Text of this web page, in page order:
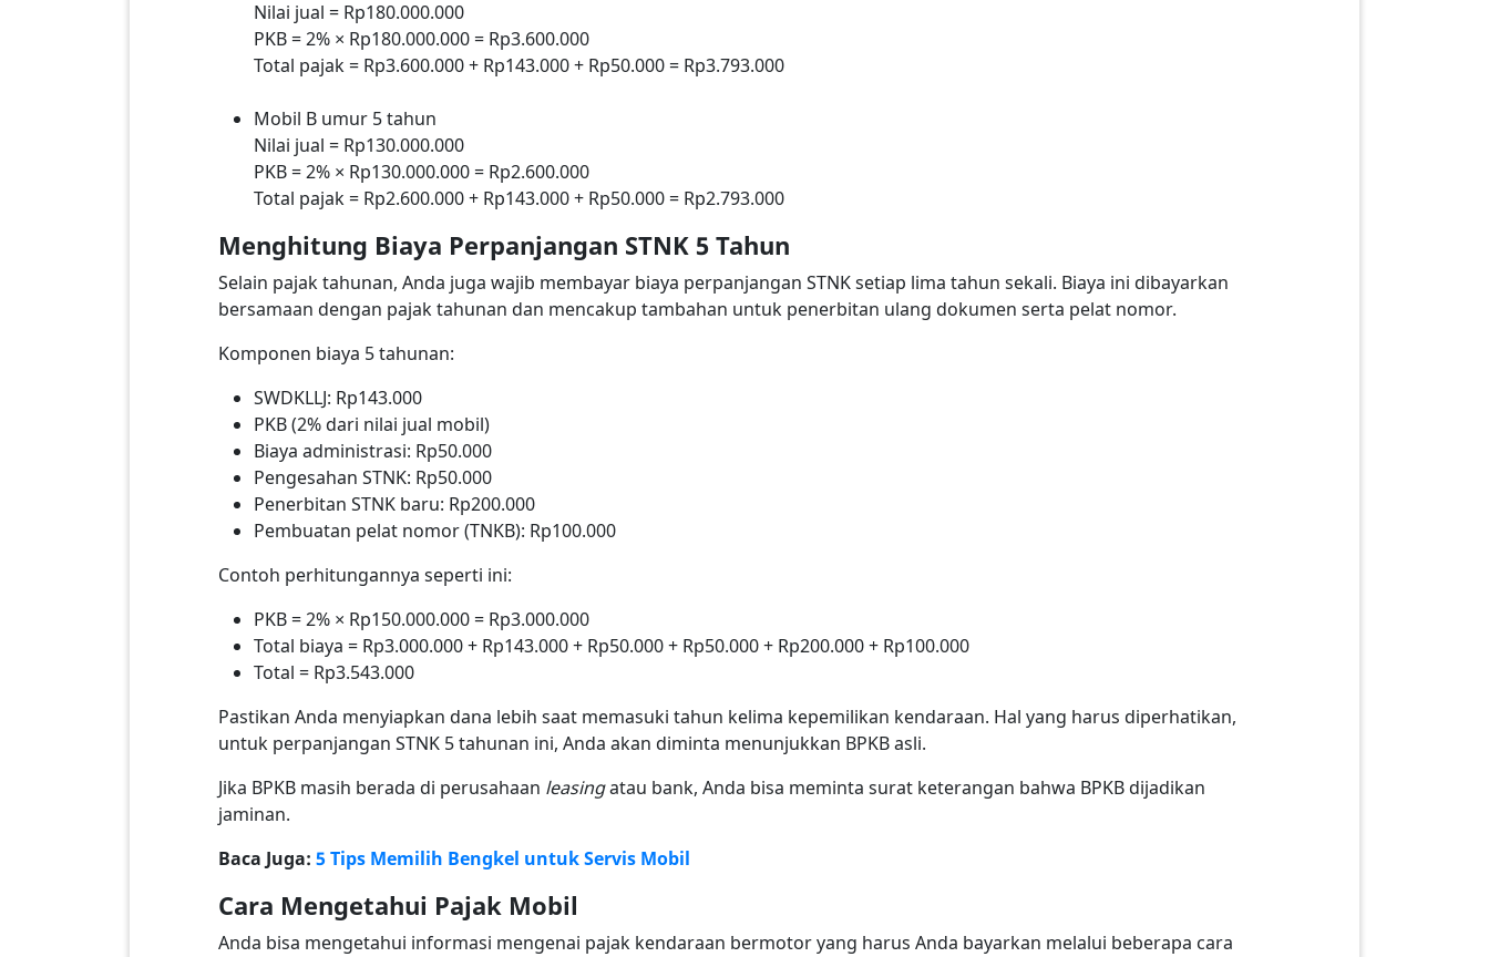
Nilai jual = Rp180.000.000
PKB = 2% × Rp180.000.000 = Rp3.600.000
Total pajak = Rp3.600.000 + Rp143.000 + Rp50.000 = Rp3.793.000
Mobil B umur 5 tahun
Nilai jual = Rp130.000.000
PKB = 2% × Rp130.000.000 = Rp2.600.000
Total pajak = Rp2.600.000 + Rp143.000 + Rp50.000 = Rp2.793.000
Menghitung Biaya Perpanjangan STNK 5 Tahun
Selain pajak tahunan, Anda juga wajib membayar biaya perpanjangan STNK setiap lima tahun sekali. Biaya ini dibayarkan
bersamaan dengan pajak tahunan dan mencakup tambahan untuk penerbitan ulang dokumen serta pelat nomor.
Komponen biaya 5 tahunan:
SWDKLLJ: Rp143.000
PKB (2% dari nilai jual mobil)
Biaya administrasi: Rp50.000
Pengesahan STNK: Rp50.000
Penerbitan STNK baru: Rp200.000
Pembuatan pelat nomor (TNKB): Rp100.000
Contoh perhitungannya seperti ini:
PKB = 2% × Rp150.000.000 = Rp3.000.000
Total biaya = Rp3.000.000 + Rp143.000 + Rp50.000 + Rp50.000 + Rp200.000 + Rp100.000
Total = Rp3.543.000
Pastikan Anda menyiapkan dana lebih saat memasuki tahun kelima kepemilikan kendaraan. Hal yang harus diperhatikan,
untuk perpanjangan STNK 5 tahunan ini, Anda akan diminta menunjukkan BPKB asli.
Jika BPKB masih berada di perusahaan leasingatau bank, Anda bisa meminta surat keterangan bahwa BPKB dijadikan
jaminan.
Baca Juga: 5 Tips Memilih Bengkel untuk Servis Mobil
Cara Mengetahui Pajak Mobil
Anda bisa mengetahui informasi mengenai pajak kendaraan bermotor yang harus Anda bayarkan melalui beberapa cara